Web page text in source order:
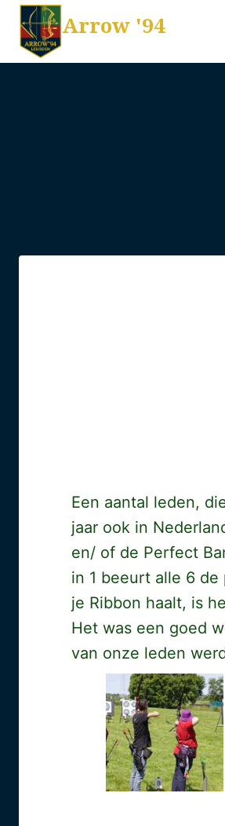
Arrow '94
Een aantal leden,
jaar ook in
en/ of de Perfect
in 1 beeurt alle 6
je Ribbon haalt, is
Het was een goed
van onze leden